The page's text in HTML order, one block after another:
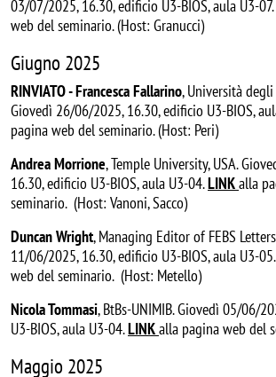
03/07/2025, 16.30, edificio U3-BIOS, aula U3-07.
web del seminario. (Host: Granucci)
Giugno 2025
RINVIATO - Francesca Fallarino, Università
Giovedì 26/06/2025, 16.30, edificio U3-BIOS,
pagina web del seminario. (Host: Peri)
Andrea Morrione, Temple University, USA.
16.30, edificio U3-BIOS, aula U3-04.LINKalla
seminario. (Host: Vanoni, Sacco)
Duncan Wright, Managing Editor of FEBS
11/06/2025, 16.30, edificio U3-BIOS, aula U3-05.
web del seminario. (Host: Metello)
Nicola Tommasi, BtBs-UNIMIB. Giovedì 05/06/
U3-BIOS, aula U3-04.LINKalla pagina web del
Maggio 2025